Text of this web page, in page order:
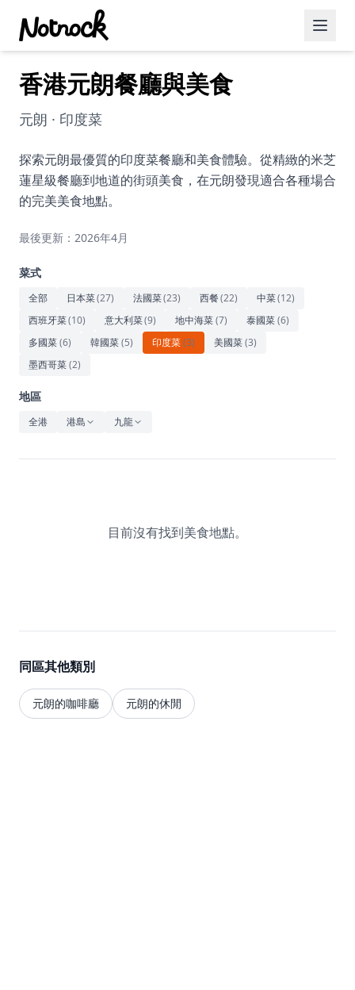
精選活動
博客文章
約會好去處
美食佳餚
藝術文化
休閒
音樂
香港元朗餐廳與美食
元朗 · 印度菜
探索元朗最優質的印度菜餐廳和美食體驗。從精緻的米芝
蓮星級餐廳到地道的街頭美食，在元朗發現適合各種場合
的完美美食地點。
最後更新：2026年4月
菜式
全部 日本菜(27) 法國菜(23) 西餐(22) 中菜(12)
西班牙菜(10) 意大利菜(9) 地中海菜(7) 泰國菜(6)
多國菜(6) 韓國菜(5) 印度菜(3) 美國菜(3)
墨西哥菜(2)
地區
全港 港島 九龍
目前沒有找到美食地點。
同區其他類別
元朗的咖啡廳 元朗的休閒